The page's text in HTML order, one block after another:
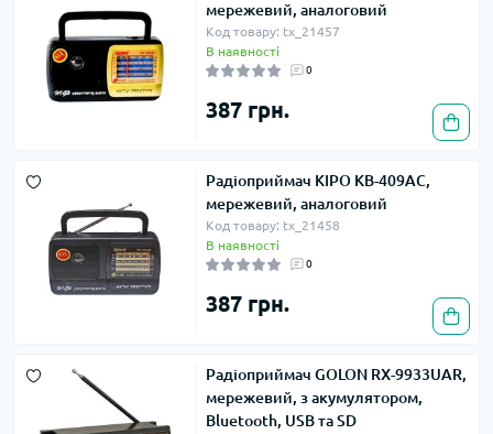
мережевий, аналоговий
Код товару: tx_21457
В наявності
0
387 грн.
Радіоприймач KIPO KB-409AC,
мережевий, аналоговий
Код товару: tx_21458
В наявності
0
387 грн.
Радіоприймач GOLON RX-9933UAR,
мережевий, з акумулятором,
Bluetooth, USB та SD